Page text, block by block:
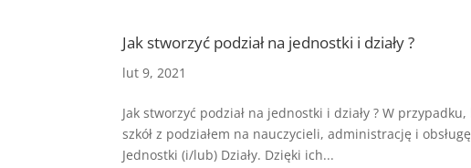
Jak stworzyć podział na jednostki i działy ?
lut 9, 2021
Jak stworzyć podział na jednostki i działy ? W
szkół z podziałem na nauczycieli, administrację i
Jednostki (i/lub) Działy. Dzięki ich...